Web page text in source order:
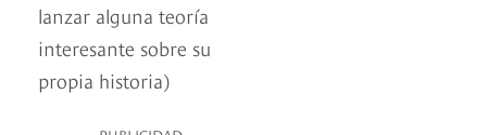
lanzar alguna teoría
interesante sobre su
propia historia)